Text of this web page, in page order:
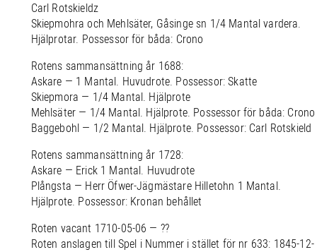
Carl Rotskieldz
Skiepmohra och Mehlsäter, Gåsinge sn 1/4 Mantal vardera.
Hjälprotar. Possessor för båda: Crono
Rotens sammansättning år 1688:
Askare — 1 Mantal. Huvudrote. Possessor: Skatte
Skiepmora — 1/4 Mantal. Hjälprote
Mehlsäter — 1/4 Mantal. Hjälprote. Possessor för båda: Crono
Baggebohl — 1/2 Mantal. Hjälprote. Possessor: Carl Rotskield
Rotens sammansättning år 1728:
Askare — Erick 1 Mantal. Huvudrote
Plångsta — Herr Öfwer-Jägmästare Hilletohn 1 Mantal.
Hjälprote. Possessor: Kronan behållet
Roten vacant 1710-05-06 — ??
Roten anslagen till Spel i Nummer i stället för nr 633: 1845-12-